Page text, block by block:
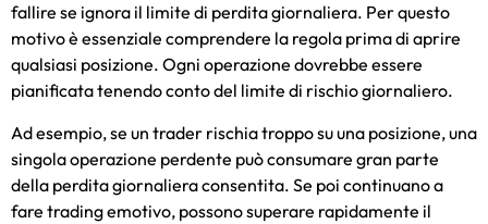
fallire se ignora il limite di perdita giornaliera. Per questo
motivo è essenziale comprendere la regola prima di aprire
qualsiasi posizione. Ogni operazione dovrebbe essere
pianificata tenendo conto del limite di rischio giornaliero.
Ad esempio, se un trader rischia troppo su una posizione, una
singola operazione perdente può consumare gran parte
della perdita giornaliera consentita. Se poi continuano a
fare trading emotivo, possono superare rapidamente il